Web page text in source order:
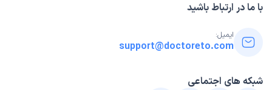
با ما در ارتباط باشید
ایمیل:
support@doctoreto.com
شبکه های اجتماعی